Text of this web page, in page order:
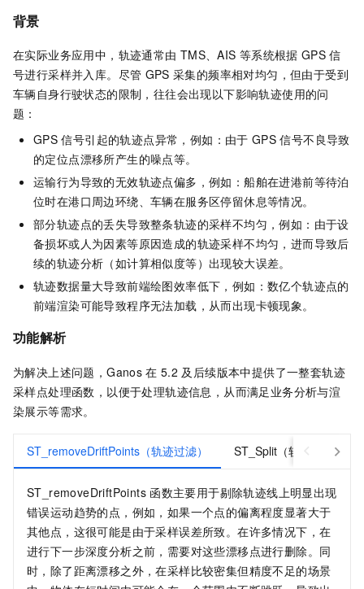
背景
在实际业务应用中，轨迹通常由 TMS、AIS 等系统根据 GPS 信
号进行采样并入库。尽管 GPS 采集的频率相对均匀，但由于受到
车辆自身行驶状态的限制，往往会出现以下影响轨迹使用的问
题：
GPS 信号引起的轨迹点异常，例如：由于 GPS 信号不良导致
的定位点漂移所产生的噪点等。
运输行为导致的无效轨迹点偏多，例如：船舶在进港前等待泊
位时在港口周边环绕、车辆在服务区停留休息等情况。
部分轨迹点的丢失导致整条轨迹的采样不均匀，例如：由于设
备损坏或人为因素等原因造成的轨迹采样不均匀，进而导致后
续的轨迹分析（如计算相似度等）出现较大误差。
轨迹数据量大导致前端绘图效率低下，例如：数亿个轨迹点的
前端渲染可能导致程序无法加载，从而出现卡顿现象。
功能解析
为解决上述问题，Ganos 在 5.2 及后续版本中提供了一整套轨迹
采样点处理函数，以便于处理轨迹信息，从而满足业务分析与渲
染展示等需求。
ST_removeDriftPoints（轨迹过滤） ST_Split（轨迹切分）
ST_removeDriftPoints 函数主要用于剔除轨迹线上明显出现
错误运动趋势的点，例如，如果一个点的偏离程度显著大于
其他点，这很可能是由于采样误差所致。在许多情况下，在
进行下一步深度分析之前，需要对这些漂移点进行删除。同
时，除了距离漂移之外，在采样比较密集但精度不足的场景